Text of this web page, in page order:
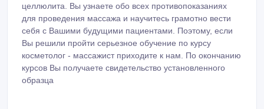
целлюлита. Вы узнаете обо всех противопоказаниях
для проведения массажа и научитесь грамотно вести
себя с Вашими будущими пациентами. Поэтому, если
Вы решили пройти серьезное обучение по курсу
косметолог - массажист приходите к нам. По окончанию
курсов Вы получаете свидетельство установленного
образца